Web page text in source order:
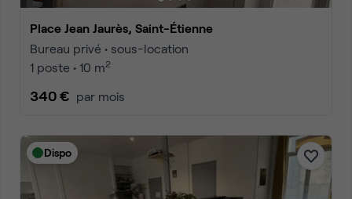
Place Jean Jaurès, Saint-Étienne
Bureau privé • sous-location
1 poste • 10 m2
340 € par mois
Dispo